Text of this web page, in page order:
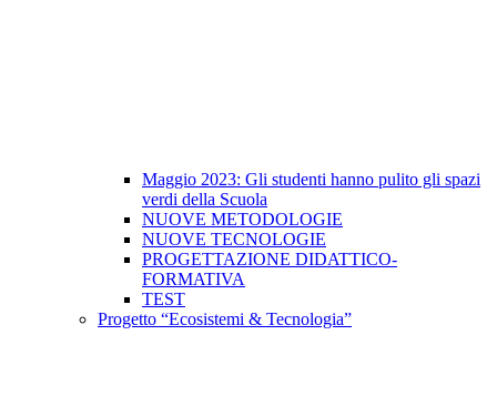
Maggio 2023: Gli studenti hanno pulito gli spazi
verdi della Scuola
NUOVE METODOLOGIE
NUOVE TECNOLOGIE
PROGETTAZIONE DIDATTICO-
FORMATIVA
TEST
Progetto “Ecosistemi & Tecnologia”